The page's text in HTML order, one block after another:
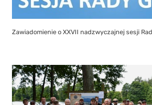
Zawiadomienie o XXVII nadzwyczajnej sesji